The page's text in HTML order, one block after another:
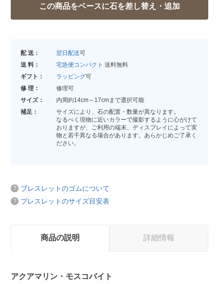
配 送： 翌日配送可
送 料：
宅急便コンパクト 送料無料
ギフト：
ラッピング可
修 理：
修理可
サイズ：
内周約14cm～17cmまで選択可能
補足：
サイズにより、石の配置・数量が異なります。
なるべく現物に近いカラーで撮影するように心がけて
おりますが、ご利用の端末、ディスプレイによって実
物と若干異なる場合があります。あらかじめご了承く
ださい。
ブレスレットのゴムについて
ブレスレットのサイズ目安表
商品の説明 詳細情報
アクアマリン・モスコバイト